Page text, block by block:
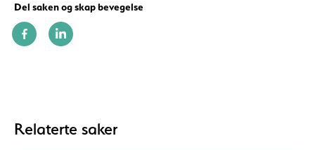
Del saken og skap bevegelse
Relaterte saker